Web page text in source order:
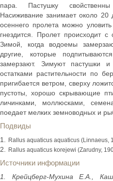
пара. Пастушку
Насиживание занимает около
осеннего пролета можно
гнездится. Пролет происходит
Зимой, когда водоемы
другие, которые
замерзают. Зимуют пастушки
остатками растительности по
пригибается ветром, сверху
пустоты, хорошо скрывающие
личинками, моллюсками,
поедает мелких земноводных и
Подвиды
Rallus aquaticus aquaticus (Linnaeus,
Rallus aquaticus korejewi (Zarudny,
Источники информации
1. Крейцберг-Мухина Е.А.,